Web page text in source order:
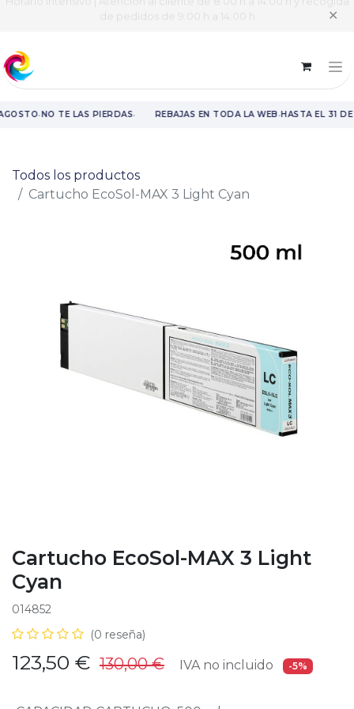
Horario intensivo | Atención al cliente de 8:00 h a 14:00 h y recogida
de pedidos de 9:00 h a 14:00 h
✕
·NO TE LAS PIERDAS· REBAJAS EN TODA LA WEB·HASTA EL 31 DE
Todos los productos
Cartucho EcoSol-MAX 3 Light Cyan
Cartucho EcoSol-MAX 3 Light
Cyan
014852
(0 reseña)
123,50 € 130,00€ IVA no incluido -5%